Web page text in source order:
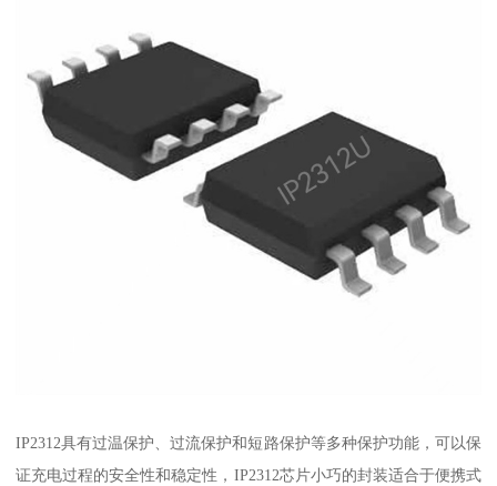
IP2312具有过温保护、过流保护和短路保护等多种保护功能，可以保
证充电过程的安全性和稳定性，IP2312芯片小巧的封装适合于便携式